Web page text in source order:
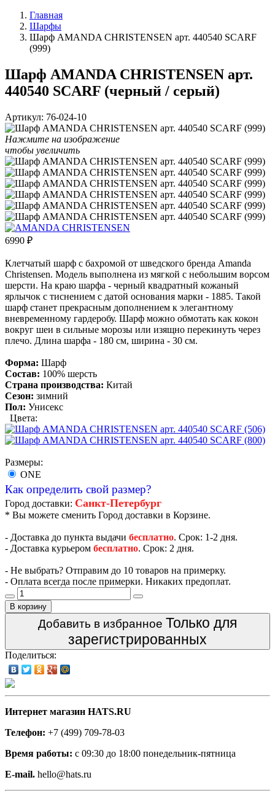
Главная
Шарфы
Шарф AMANDA CHRISTENSEN арт. 440540 SCARF
(999)
Шарф AMANDA CHRISTENSEN арт.
440540 SCARF (черный / серый)
Артикул: 76-024-10
Нажмите на изображение
чтобы увеличить
6990 ₽
Клетчатый шарф с бахромой от шведского бренда Amanda
Christensen. Модель выполнена из мягкой с небольшим ворсом
шерсти. На краю шарфа - черный квадратный кожаный
ярлычок с тиснением с датой основания марки - 1885. Такой
шарф станет прекрасным дополнением к элегантному
вневременному гардеробу. Шарф можно обмотать как кокон
вокруг шеи в сильные морозы или изящно перекинуть через
плечо. Длина шарфа - 180 см, ширина - 30 см.
Форма: Шарф
Состав: 100% шерсть
Страна производства: Китай
Сезон: зимний
Пол: Унисекс
Цвета:
Размеры:
ONE
Как определить свой размер?
Город доставки: Санкт-Петербург
* Вы можете сменить Город доставки в Корзине.
- Доставка до пункта выдачи бесплатно. Срок: 1-2 дня.
- Доставка курьером бесплатно. Срок: 2 дня.
- Не выбрать? Отправим до 10 товаров на примерку.
- Оплата всегда после примерки. Никаких предоплат.
В корзину
Добавить в избранное Только для
зарегистрированных
Поделиться:
Интернет магазин HATS.RU
Телефон: +7 (499) 709-78-03
Время работы: с 09:30 до 18:00 понедельник-пятница
E-mail. hello@hats.ru